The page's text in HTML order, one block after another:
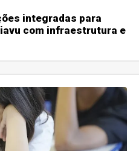
integradas para
com infraestrutura e